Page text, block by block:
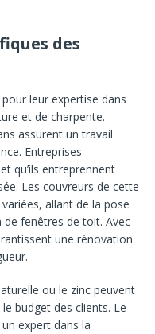
des
leur expertise dans
et de charpente.
assurent un travail
Entreprises
qu’ils entreprennent
Les couvreurs de cette
allant de la pose
de fenêtres de toit. Avec
une rénovation
ou le zinc peuvent
budget des clients. Le
expert dans la